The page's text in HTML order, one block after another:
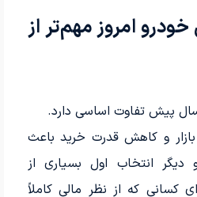
امروز مهم‌تر از
سال پیش تفاوت اساسی دارد.
و کاهش قدرت خرید باعث
انتخاب اول بسیاری از
کسانی که از نظر مالی کاملاً